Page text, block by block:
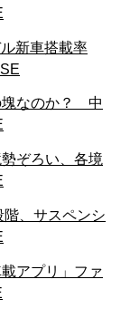
新車搭載率
塊なのか？ 中
ぞろい、各境
、サスペンシ
アプリ」ファ